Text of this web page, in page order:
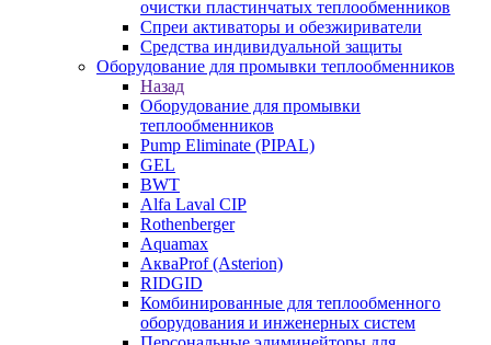
очистки пластинчатых теплообменников
Спреи активаторы и обезжириватели
Средства индивидуальной защиты
Оборудование для промывки теплообменников
Назад
Оборудование для промывки
теплообменников
Pump Eliminate (PIPAL)
GEL
BWT
Alfa Laval CIP
Rothenberger
Aquamax
АкваProf (Asterion)
RIDGID
Комбинированные для теплообменного
оборудования и инженерных систем